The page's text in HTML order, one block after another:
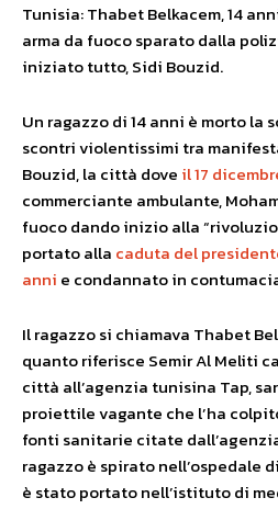
Tunisia: Thabet Belkacem, 14
arma da fuoco sparato dalla
iniziato tutto, Sidi Bouzid.
Un ragazzo di 14 anni è morto la
scontri violentissimi tra
Bouzid, la città dove il 17
commerciante ambulante,
fuoco dando inizio alla
portato alla caduta del
anni e condannato in
Il ragazzo si chiamava Thabet
quanto riferisce Semir Al Meliti
città all’agenzia tunisina Tap,
proiettile vagante che l’ha
fonti sanitarie citate
ragazzo è spirato nell’ospedale
è stato portato nell’istituto di